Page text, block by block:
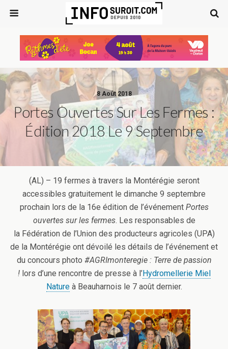
8 Août 2018
Portes Ouvertes Sur Les Fermes :
Édition 2018 Le 9 Septembre
(AL) – 19 fermes à travers la Montérégie seront
accessibles gratuitement le dimanche 9 septembre
prochain lors de la 16e édition de l’événement Portes
ouvertes sur les fermes. Les responsables de
la Fédération de l’Union des producteurs agricoles (UPA)
de la Montérégie ont dévoilé les détails de l’événement et
du concours photo #AGRImonteregie : Terre de passion
!lors d’une rencontre de presse à l’Hydromellerie Miel
Natureà Beauharnois le 7 août dernier.